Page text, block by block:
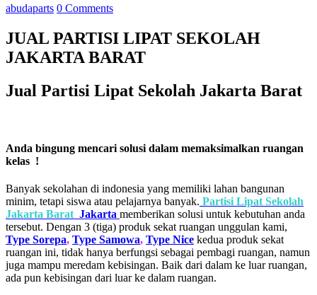
abudaparts 0 Comments
JUAL PARTISI LIPAT SEKOLAH
JAKARTA BARAT
Jual Partisi Lipat Sekolah Jakarta Barat
Anda bingung mencari solusi dalam memaksimalkan ruangan
kelas !
Banyak sekolahan di indonesia yang memiliki lahan bangunan
minim, tetapi siswa atau pelajarnya banyak. Partisi Lipat Sekolah
Jakarta Barat Jakarta memberikan solusi untuk kebutuhan anda
tersebut. Dengan 3 (tiga) produk sekat ruangan unggulan kami,
Type Sorepa, Type Samowa, Type Nice kedua produk sekat
ruangan ini, tidak hanya berfungsi sebagai pembagi ruangan, namun
juga mampu meredam kebisingan. Baik dari dalam ke luar ruangan,
ada pun kebisingan dari luar ke dalam ruangan.